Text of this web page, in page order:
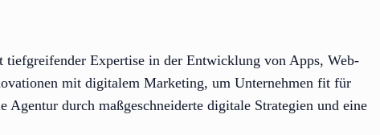
Expertise in der Entwicklung von Apps, Web-
mit digitalem Marketing, um Unternehmen fit für
durch maßgeschneiderte digitale Strategien und eine